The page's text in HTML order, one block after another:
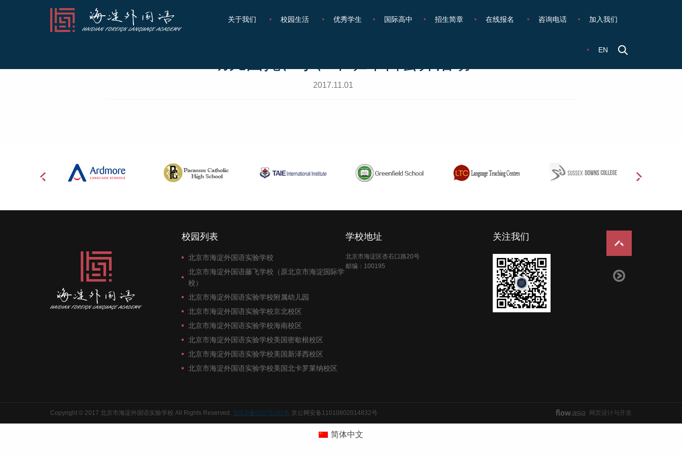
关于我们 校园生活 优秀学生 国际高中 招生简章 在线报名 咨询电话 加入我们
EN
2017.11.01
校园列表
北京市海淀外国语实验学校
北京市海淀外国语藤飞学校（原北京市海淀国际学
校）
北京市海淀外国语实验学校附属幼儿园
北京市海淀外国语实验学校京北校区
北京市海淀外国语实验学校海南校区
北京市海淀外国语实验学校美国密歇根校区
北京市海淀外国语实验学校美国新泽西校区
北京市海淀外国语实验学校美国北卡罗莱纳校区
学校地址
北京市海淀区杏石口路20号
邮编：100195
关注我们
Copyright © 2017 北京市海淀外国语实验学校 All Rights Reserved. 京ICP备05075162号 京公网安备11010802014832号 网页设计与开发
简体中文